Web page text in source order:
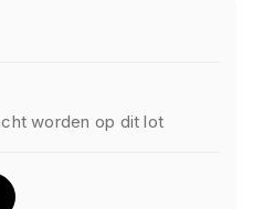
worden op dit lot